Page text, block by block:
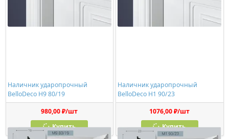
Наличник ударопрочный
BelloDeco Н9 80/19
980,00 ₽/шт
Купить
Наличник ударопрочный
BelloDeco Н1 90/23
1076,00 ₽/шт
Купить